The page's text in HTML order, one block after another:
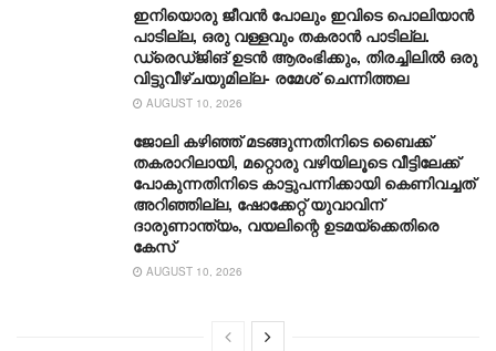
ഇനിയൊരു ജീവൻ പോലും ഇവിടെ പൊലിയാൻ
പാടില്ല, ഒരു വള്ളവും തകരാൻ പാടില്ല.
ഡ്രെഡ്ജിങ് ഉടൻ ആരംഭിക്കും, തിരച്ചിലില്‍ ഒരു
വിട്ടുവീഴ്ചയുമില്ല- രമേശ് ചെന്നിത്തല
AUGUST 10, 2026
ജോലി കഴിഞ്ഞ് മ‌ടങ്ങുന്നതിനിടെ ബൈക്ക്
തകരാറിലായി, മറ്റൊരു വഴിയിലൂടെ വീട്ടിലേക്ക്
പോകുന്നതിനിടെ കാട്ടുപന്നിക്കായി കെണിവച്ചത്
അറിഞ്ഞില്ല, ഷോക്കേറ്റ് യുവാവിന്
ദാരുണാന്ത്യം, വയലിന്റെ ഉടമയ്ക്കെതിരെ
കേസ്
AUGUST 10, 2026